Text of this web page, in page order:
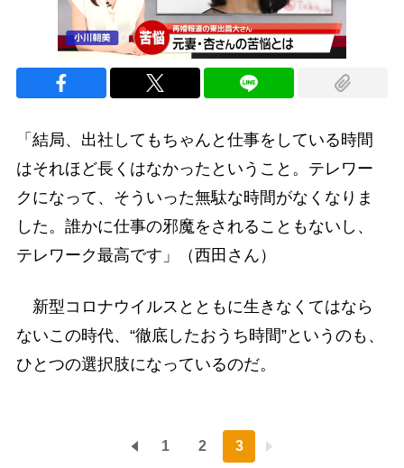
「結局、出社してもちゃんと仕事をしている時間
はそれほど長くはなかったということ。テレワー
クになって、そういった無駄な時間がなくなりま
した。誰かに仕事の邪魔をされることもないし、
テレワーク最高です」（西田さん）
新型コロナウイルスとともに生きなくてはなら
ないこの時代、“徹底したおうち時間”というのも、
ひとつの選択肢になっているのだ。
1 2 3